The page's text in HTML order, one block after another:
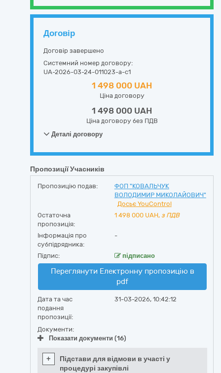
Договір
Договір завершено
Системний номер договору:
UA-2026-03-24-011023-a-c1
1 498 000 UAH
Ціна договору
1 498 000 UAH
Ціна договору без ПДВ
Деталі договору
Пропозиції Учасників
Пропозицію подав:
ФОП "КОВАЛЬЧУК
ВОЛОДИМИР МИКОЛАЙОВИЧ"
Досьє YouControl
Остаточна
пропозиція:
1 498 000 UAH, з ПДВ
Інформація про
субпідрядника:
-
Підпис: підписано
Переглянути Електронну пропозицію в
pdf
Дата та час
подання
пропозиції:
31-03-2026, 10:42:12
Документи:
Показати документи (16)
+
Підстави для відмови в участі у
процедурі закупівлі